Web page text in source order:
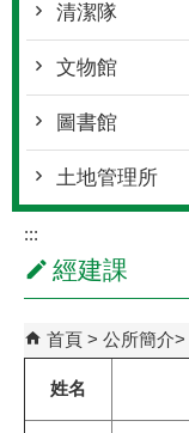
清潔隊
文物館
圖書館
土地管理所
:::
經建課
首頁 公所簡介
姓名